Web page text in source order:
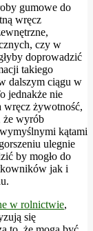
gumowe do
wręcz
czy w
doprowadzić
takiego
dalszym ciągu w
jednakże nie
wręcz żywotność,
że wyrób
kątami
ulegnie
by mogło do
jak i
w rolnictwie,
się